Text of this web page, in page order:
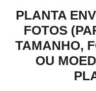
PLANTA
FOTOS
TAMANHO,
OU